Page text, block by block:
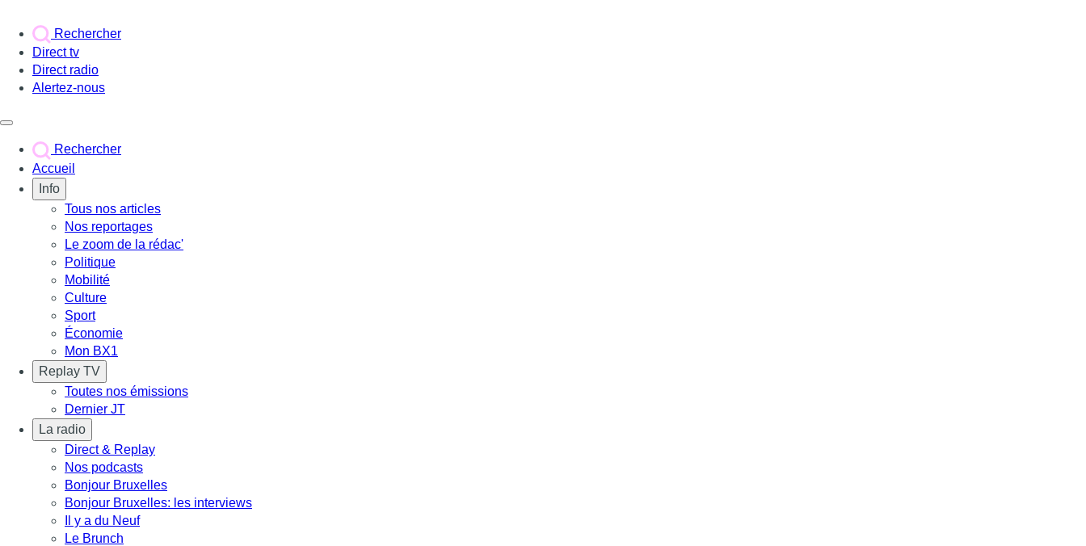
Rechercher
Direct tv
Direct radio
Alertez-nous
Rechercher
Accueil
Info
Tous nos articles
Nos reportages
Le zoom de la rédac'
Politique
Mobilité
Culture
Sport
Économie
Mon BX1
Replay TV
Toutes nos émissions
Dernier JT
La radio
Direct & Replay
Nos podcasts
Bonjour Bruxelles
Bonjour Bruxelles: les interviews
Il y a du Neuf
Le Brunch